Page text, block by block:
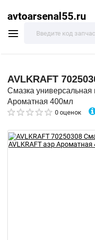
avtoarsenal55.ru
AVLKRAFT
Смазка универсальная
Ароматная 400мл
0 оценок